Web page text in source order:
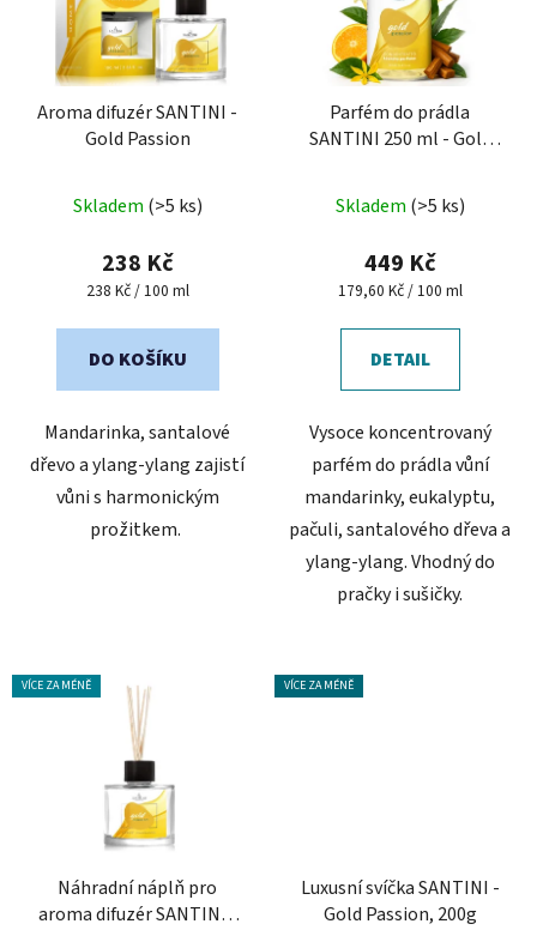
Aroma difuzér SANTINI -
Gold Passion
Skladem (>5 ks)
238 Kč
Měrná
238 Kč / 100 ml
DO KOŠÍKU
Mandarinka, santalové
dřevo a ylang-ylang zajistí
vůni s harmonickým
prožitkem.
Parfém do prádla
SANTINI 250 ml - Gold
hodnocení
produktu
je
z
Skladem (>5 ks)
449 Kč
Měrná
179,60 Kč / 100 ml
DETAIL
Vysoce koncentrovaný
parfém do prádla vůní
mandarinky, eukalyptu,
pačuli, santalového dřeva a
ylang-ylang. Vhodný do
pračky i sušičky.
VÍCE ZA MÉNĚ
Náhradní náplň pro
aroma difuzér SANTINI -
VÍCE ZA MÉNĚ
Luxusní svíčka SANTINI -
Gold Passion, 200g